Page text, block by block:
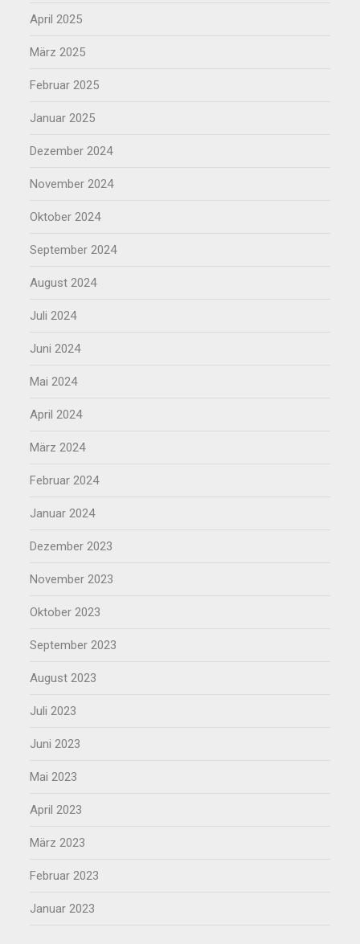
April 2025
März 2025
Februar 2025
Januar 2025
Dezember 2024
November 2024
Oktober 2024
September 2024
August 2024
Juli 2024
Juni 2024
Mai 2024
April 2024
März 2024
Februar 2024
Januar 2024
Dezember 2023
November 2023
Oktober 2023
September 2023
August 2023
Juli 2023
Juni 2023
Mai 2023
April 2023
März 2023
Februar 2023
Januar 2023